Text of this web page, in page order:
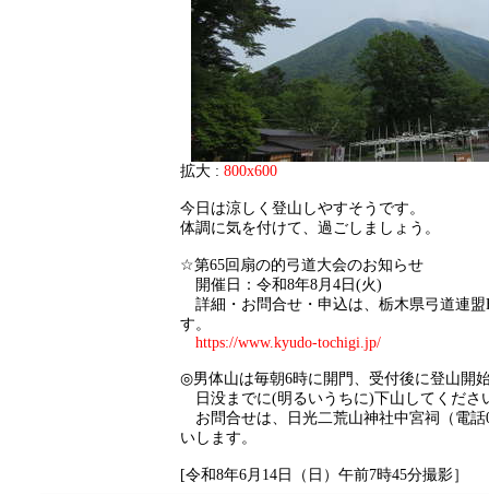
拡大 : 800x600
今日は涼しく登山しやすそうです。
体調に気を付けて、過ごしましょう。
☆第65回扇の的弓道大会のお知らせ
開催日：令和8年8月4日(火)
詳細・お問合せ・申込は、栃木県弓道連盟
す。
https://www.kyudo-tochigi.jp/
◎男体山は毎朝6時に開門、受付後に登山開
日没までに(明るいうちに)下山してくださ
お問合せは、日光二荒山神社中宮祠（電話
いします。
[令和8年6月14日（日）午前7時45分撮影］